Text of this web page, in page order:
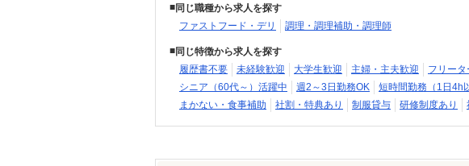
同じ職種から求人を探す
ファストフード・デリ
調理・調理補助・調理師
同じ特徴から求人を探す
履歴書不要
未経験歓迎 大学生歓迎 主婦・主夫歓迎 フリータ
シニア（60代～）活躍中
週2～3日勤務OK 短時間勤務（1日4h
まかない・食事補助
社割・特典あり 制服貸与 研修制度あり